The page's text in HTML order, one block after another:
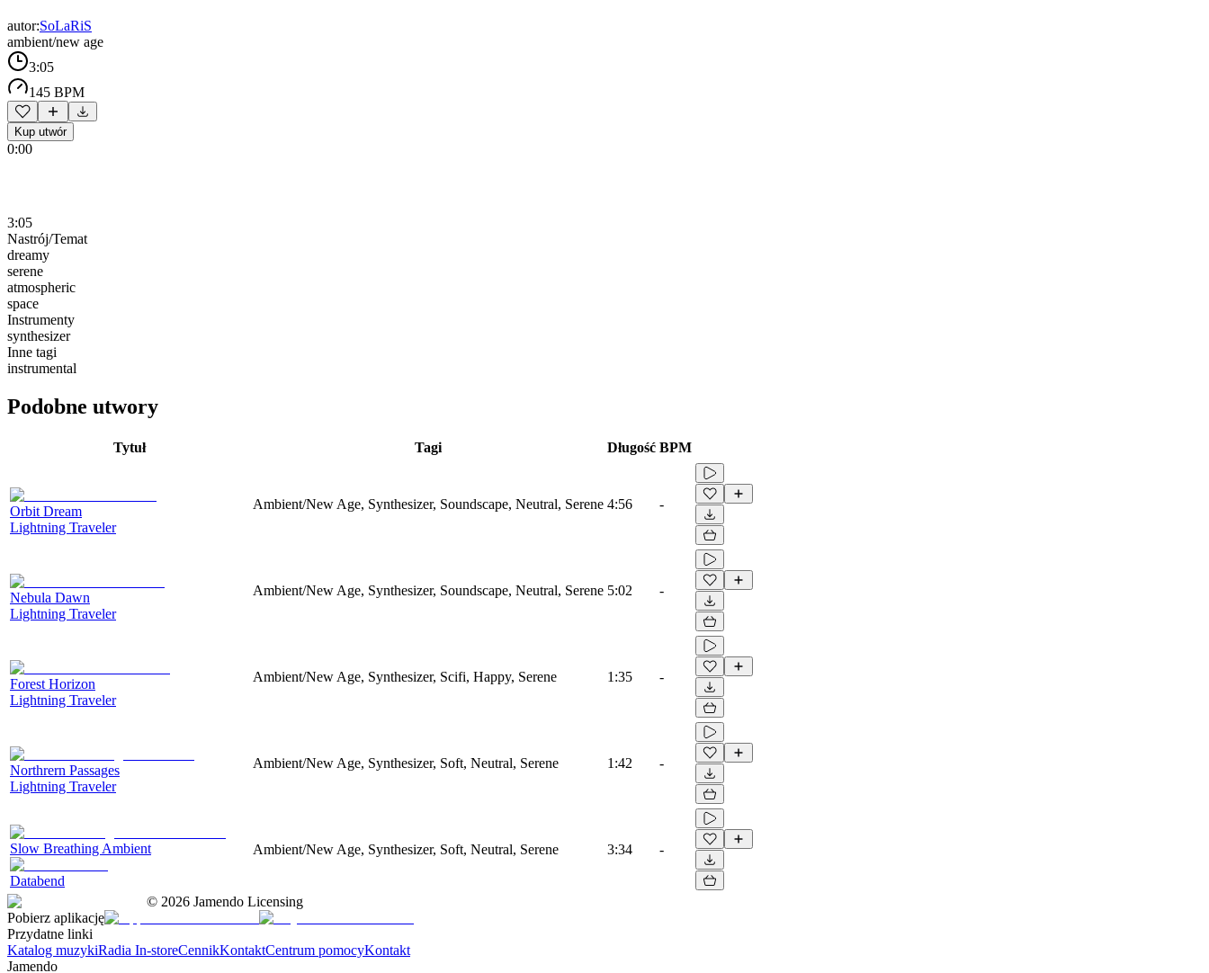
autor:SoLaRiS
ambient/new age
3:05
145 BPM
Kup utwór
0:00
3:05
Nastrój/Temat
dreamy
serene
atmospheric
space
Instrumenty
synthesizer
Inne tagi
instrumental
Podobne utwory
Tytuł Tagi Długość BPM
Orbit Dream
Lightning Traveler
Ambient/New Age, Synthesizer, Soundscape, Neutral, Serene 4:56 -
Nebula Dawn
Lightning Traveler
Ambient/New Age, Synthesizer, Soundscape, Neutral, Serene 5:02 -
Forest Horizon
Lightning Traveler
Ambient/New Age, Synthesizer, Scifi, Happy, Serene 1:35 -
Northrern Passages
Lightning Traveler
Ambient/New Age, Synthesizer, Soft, Neutral, Serene 1:42 -
Slow Breathing Ambient
Databend
Ambient/New Age, Synthesizer, Soft, Neutral, Serene 3:34 -
© 2026 Jamendo Licensing
Pobierz aplikację
Przydatne linki
Katalog muzykiRadia In-storeCennikKontaktCentrum pomocyKontakt
Jamendo